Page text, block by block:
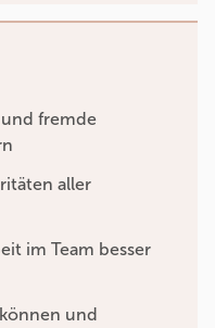
fremde
aller
im Team besser
und